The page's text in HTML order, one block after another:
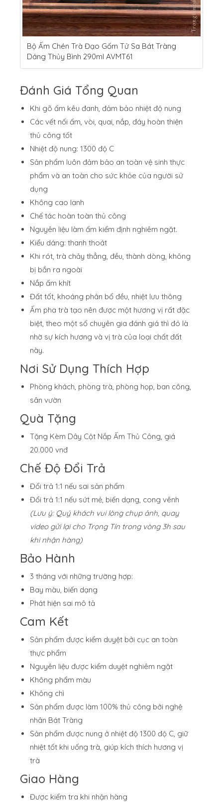
Bộ Ấm Chén Trà Đạo Gốm Tử Sa Bát Tràng
Dáng Thủy Bình 290ml AVMT61
Đánh Giá Tổng Quan
Khi gõ ấm kêu đanh, đảm bảo nhiệt độ nung
Các vết nối ấm, vòi, quai, nắp, đáy hoàn thiện
thủ công tốt
Nhiệt độ nung: 1300 độ C
Sản phẩm luôn đảm bảo an toàn vệ sinh thực
phẩm và an toàn cho sức khỏe của người sử
dụng
Không cao lanh
Chế tác hoàn toàn thủ công
Nguyên liệu làm ấm kiểm định nghiêm ngặt.
Kiểu dáng: thanh thoát
Khi rót, trà chảy thẳng, đều, thành dòng, không
bị bắn ra ngoài
Nắp ấm khít
Đất tốt, khoáng phân bổ đều, nhiệt lưu thông
Ấm pha trà tạo nên được một hương vị rất đặc
biệt, theo một số chuyên gia đánh giá thì đó là
nhờ sự kích hương và vị trà của loại chất đất
này.
Nơi Sử Dụng Thích Hợp
Phòng khách, phòng trà, phòng họp, ban công,
sân vườn
Quà Tặng
Tặng Kèm Dây Cột Nắp Ấm Thủ Công, giá
20.000 vnđ
Chế Độ Đổi Trả
Đổi trả 1:1 nếu sai sản phẩm
Đổi trả 1:1 nếu sứt mẻ, biến dạng, cong vênh
(Lưu ý: Quý khách vui lòng chụp ảnh, quay
video gửi lại cho Trọng Tín trong vòng 3h sau
khi nhận hàng)
Bảo Hành
3 tháng với những trường hợp:
Bay màu, biến dạng
Phát hiện sai mô tả
Cam Kết
Sản phẩm được kiểm duyệt bởi cục an toàn
thực phẩm
Nguyên liệu được kiểm duyệt nghiêm ngặt
Không phẩm màu
Không chì
Sản phẩm được làm 100% thủ công bởi nghệ
nhân Bát Tràng
Sản phẩm được nung ở nhiệt độ 1300 độ C, giữ
nhiệt tốt khi uống trà, giúp kích thích hương vị
trà
Giao Hàng
Được kiểm tra khi nhận hàng